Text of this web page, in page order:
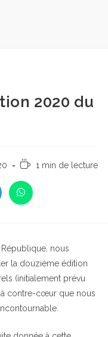
2020 du
Temps
lecture :
1 min de lecture
Ouvrir
dans
nous
la douzième édition
(initialement prévu
à contre-cœur que nous